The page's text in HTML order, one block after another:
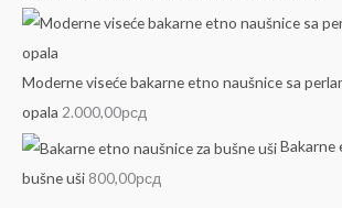
Moderne viseće bakarne etno naušnice sa
opala 2.000,00рсд
Bakarne
bušne uši 800,00рсд